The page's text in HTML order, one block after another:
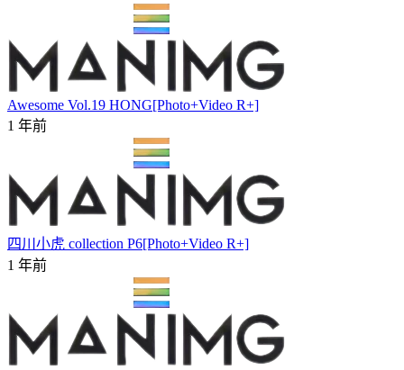
Awesome Vol.19 HONG[Photo+Video R+]
1 年前
四川小虎 collection P6[Photo+Video R+]
1 年前